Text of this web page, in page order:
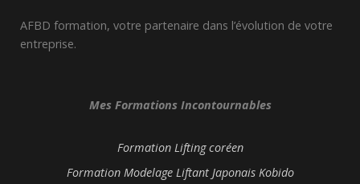
AFBD formation, votre partenaire dans l’évolution de votre
entreprise.
Mes Formations Incontournables
Formation Lifting coréen
Formation Modelage Liftant Japonais Kobido